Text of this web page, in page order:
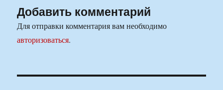
Добавить комментарий
Для отправки комментария вам необходимо
авторизоваться.